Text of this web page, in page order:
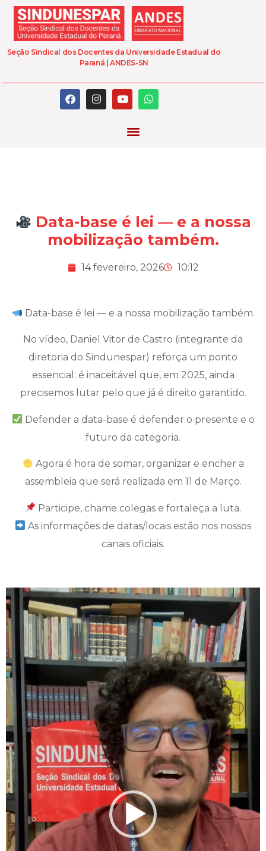
Seção Sindical dos Docentes da Universidade Estadual do
Paraná | ANDES-SN
Data-base é lei — e a nossa
mobilização também.
14 fevereiro, 2026 10:12
Data-base é lei — e a nossa mobilização também.
No vídeo, Daniel Vitor de Castro (integrante da
diretoria do Sindunespar) reforça um ponto
essencial: é inaceitável que, em 2025, ainda
precisemos lutar pelo que já é direito garantido.
Defender a data-base é defender o presente e o
futuro da categoria.
Agora é hora de somar, organizar e encher a
assembleia que será realizada em 11 de Março.
Participe, chame colegas e fortaleça a luta.
As informações de datas/locais estão nos nossos
canais oficiais.
Tocador
de
vídeo